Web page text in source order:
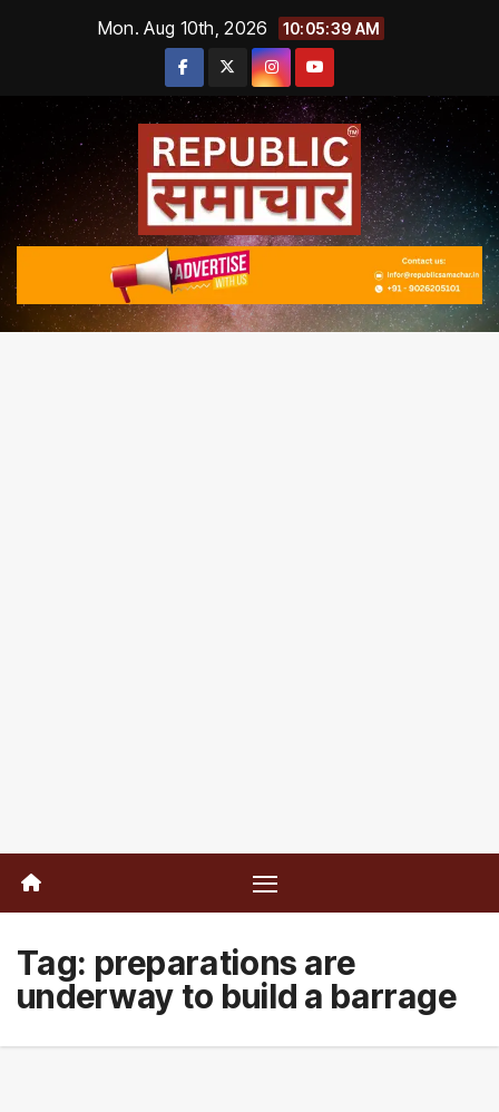
Mon. Aug 10th, 2026 10:05:40 AM
Tag: preparations are
underway to build a barrage